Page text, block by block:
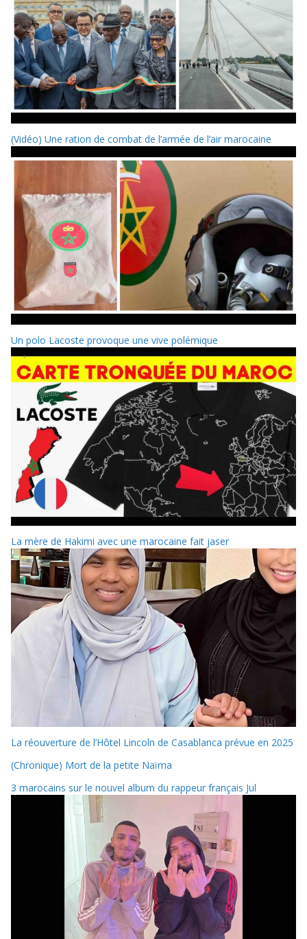
(Vidéo) Une ration de combat de l’armée de l’air marocaine
Un polo Lacoste provoque une vive polémique
La mère de Hakimi avec une marocaine fait jaser
La réouverture de l’Hôtel Lincoln de Casablanca prévue en 2025
(Chronique) Mort de la petite Naïma
3 marocains sur le nouvel album du rappeur français Jul